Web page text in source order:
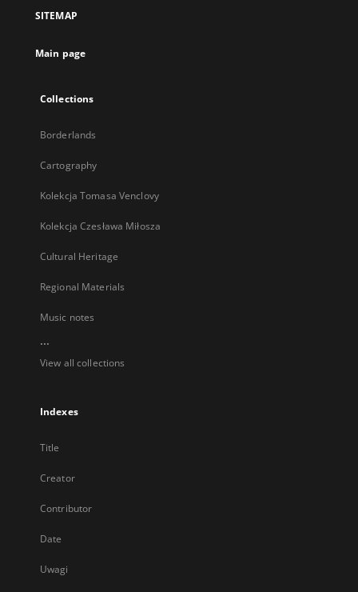
new
SITEMAP
Main page
Collections
Borderlands
Cartography
Kolekcja Tomasa Venclovy
Kolekcja Czesława Miłosza
Cultural Heritage
Regional Materials
Music notes
...
View all collections
Indexes
Title
Creator
Contributor
Date
Uwagi